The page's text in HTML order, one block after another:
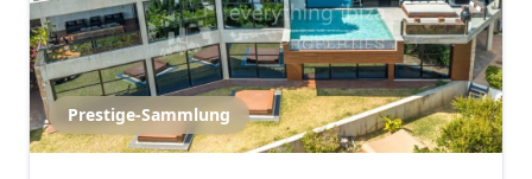
Prestige-Sammlung